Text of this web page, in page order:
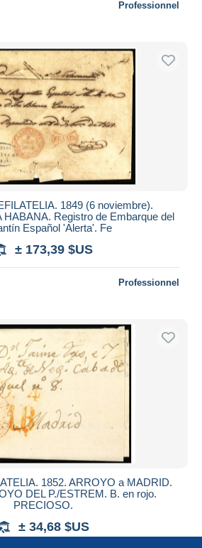
Professionnel
1849 (6 noviembre).
HABANA. Registro de Embarque del
Español 'Alerta'. Fe
± 173,39 $US
Professionnel
1852. ARROYO a MADRID.
DEL P./ESTREM. B. en rojo.
PRECIOSO.
± 34,68 $US